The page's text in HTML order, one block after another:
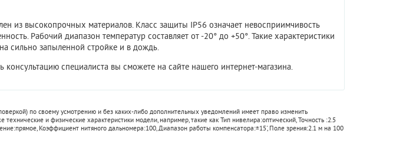
из высокопрочных материалов. Класс защиты IP56 означает невосприимчивость
Рабочий диапазон температур составляет от -20° до +50°. Такие характеристики
сильно запыленной стройке и в дождь.
специалиста вы сможете на сайте нашего интернет-магазина.
по своему усмотрению и без каких-либо дополнительных уведомлений имеет право изменить
технические и физические характеристики модели, например, такие как Тип нивелира:оптический,Точность :2.5
прямое, Коэффициент нитяного дальномера:100,Диапазон работы компенсатора:±15', Поле зрения:2.1 м на 100